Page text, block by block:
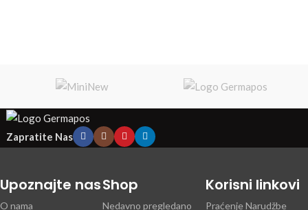
Zapratite Nas
Upoznajte nas
O nama
Shop
Nedavno pregledano
Korisni linkovi
Praćenje Narudžbe